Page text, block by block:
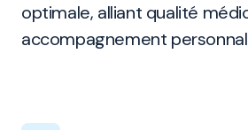
optimale, alliant qualité
accompagnement